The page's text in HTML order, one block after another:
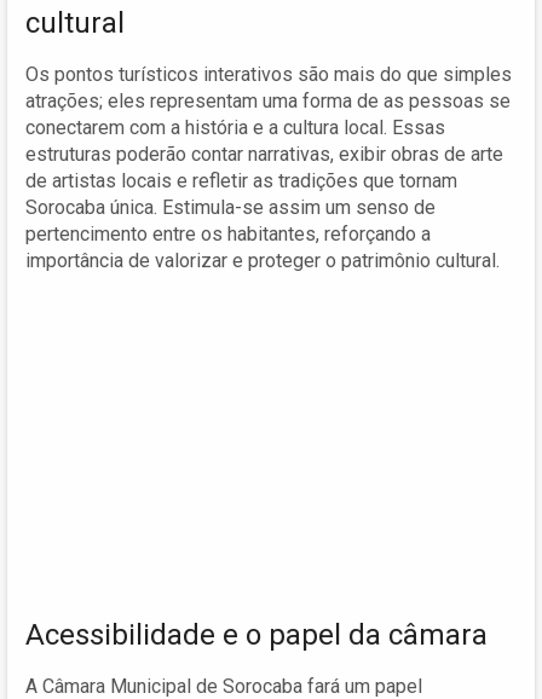
cultural
Os pontos turísticos interativos são mais do que simples
atrações; eles representam uma forma de as pessoas se
conectarem com a história e a cultura local. Essas
estruturas poderão contar narrativas, exibir obras de arte
de artistas locais e refletir as tradições que tornam
Sorocaba única. Estimula-se assim um senso de
pertencimento entre os habitantes, reforçando a
importância de valorizar e proteger o patrimônio cultural.
Acessibilidade e o papel da câmara
A Câmara Municipal de Sorocaba fará um papel